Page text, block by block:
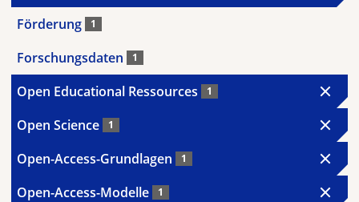
Förderung 1
Forschungsdaten 1
Open Educational Ressources 1
Open Science 1
Open-Access-Grundlagen 1
Open-Access-Modelle 1